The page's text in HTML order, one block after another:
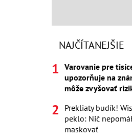
NAJČÍTANEJŠIE
Varovanie pre
upozorňuje na
môže zvyšovať
Prekliaty budík!
peklo: Nič
maskovať